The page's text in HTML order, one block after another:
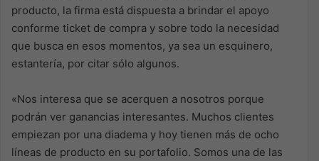
producto, la firma está dispuesta a brindar el apoyo
conforme ticket de compra y sobre todo la necesidad
que busca en esos momentos, ya sea un esquinero,
estantería, por citar sólo algunos.
«Nos interesa que se acerquen a nosotros porque
podrán ver ganancias interesantes. Muchos clientes
empiezan por una diadema y hoy tienen más de ocho
líneas de producto en su portafolio. Somos una de las